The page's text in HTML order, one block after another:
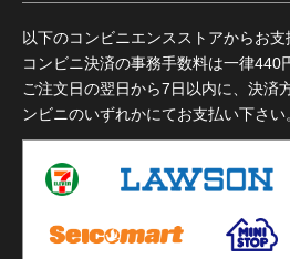
以下のコンビニエンスストアからお支
コンビニ決済の事務手数料は一律440
ご注文日の翌日から7日以内に、決済
ンビニのいずれかにてお支払い下さい